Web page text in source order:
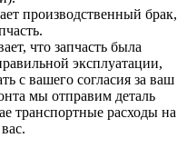
производственный брак,
что запчасть была
эксплуатации,
с вашего согласия за ваш
мы отправим деталь
транспортные расходы на